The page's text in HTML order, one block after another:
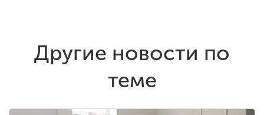
Другие новости по
теме